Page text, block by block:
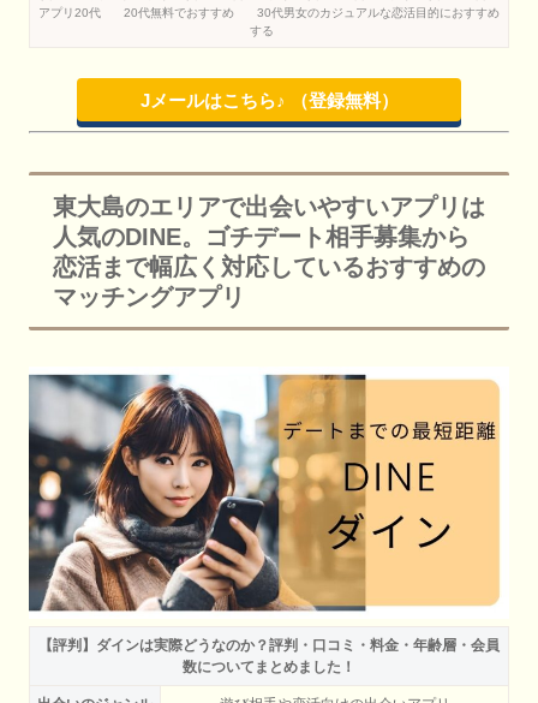
アプリ20代
20代無料でおすすめ
30代男女のカジュアルな恋活目的におすすめ
する
Jメールはこちら♪ （登録無料）
東大島のエリアで出会いやすいアプリは
人気のDINE。ゴチデート相手募集から
恋活まで幅広く対応しているおすすめの
マッチングアプリ
【評判】ダインは実際どうなのか？評判・口コミ・料金・年齢層・会員
数についてまとめました！